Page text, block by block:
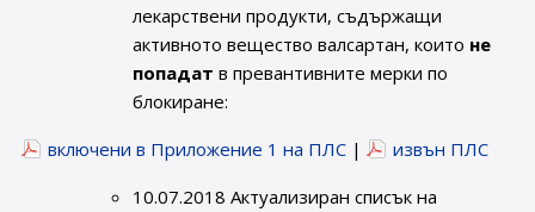
лекарствени продукти, съдържащи
активното вещество валсартан, които не
попадат в превантивните мерки по
блокиране:
включени в Приложение 1 на ПЛС |
извън ПЛС
10.07.2018 Актуализиран списък на